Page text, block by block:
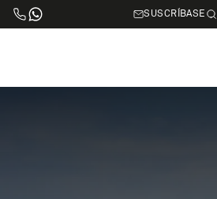
SUSCRÍBASE